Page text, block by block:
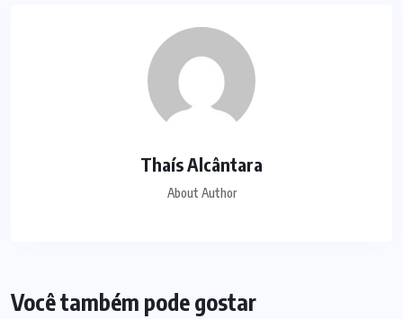
Thaís Alcântara
About Author
Você também pode gostar